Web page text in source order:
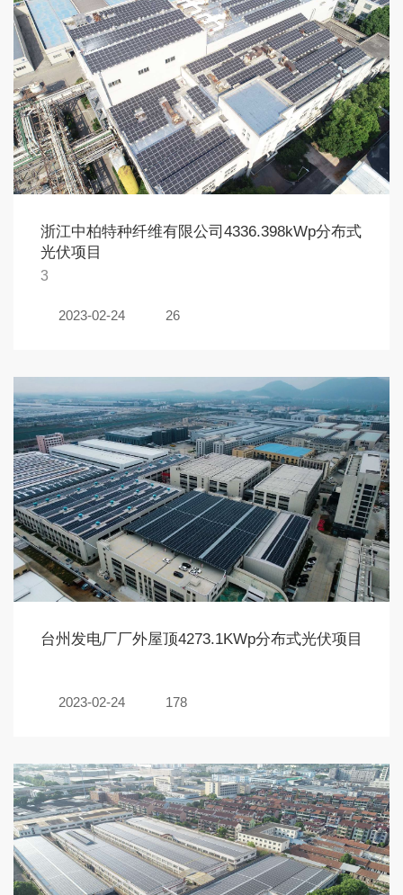
浙江中柏特种纤维有限公司4336.398kWp分布式
光伏项目
3
2023-02-24 26
台州发电厂厂外屋顶4273.1KWp分布式光伏项目
2023-02-24 178